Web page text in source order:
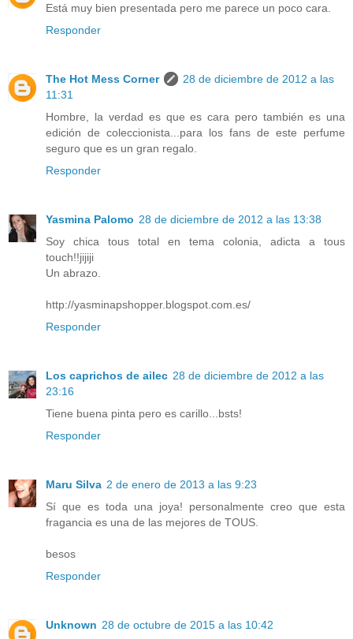
Está muy bien presentada pero me parece un poco cara.
Responder
The Hot Mess Corner
28 de diciembre de 2012 a las
11:31
Hombre, la verdad es que es cara pero también es una
edición de coleccionista...para los fans de este perfume
seguro que es un gran regalo.
Responder
Yasmina Palomo 28 de diciembre de 2012 a las 13:38
Soy chica tous total en tema colonia, adicta a tous
touch!!jijiji
Un abrazo.
http://yasminapshopper.blogspot.com.es/
Responder
Los caprichos de ailec 28 de diciembre de 2012 a las
23:16
Tiene buena pinta pero es carillo...bsts!
Responder
Maru Silva 2 de enero de 2013 a las 9:23
Sí que es toda una joya! personalmente creo que esta
fragancia es una de las mejores de TOUS.
besos
Responder
Unknown 28 de octubre de 2015 a las 10:42